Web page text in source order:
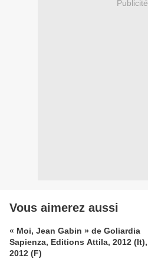
Publicité
Vous aimerez aussi
« Moi, Jean Gabin » de Goliardia
Sapienza, Editions Attila, 2012 (It),
2012 (F)